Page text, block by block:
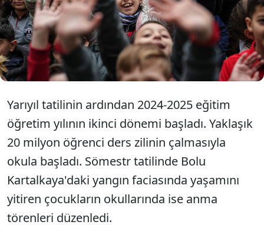
dönemin heyecanı başlarken bundan sonraki
ilk tatil ise 31 Mart'ta yapılacak. Öğrencilerin
yaz tatili bu yıl 20 Haziran'da başlayacak.
Yarıyıl tatilinin ardından 2024-2025 eğitim
öğretim yılının ikinci dönemi başladı. Yaklaşık
20 milyon öğrenci ders zilinin çalmasıyla
okula başladı. Sömestr tatilinde Bolu
Kartalkaya'daki yangın faciasında yaşamını
yitiren çocukların okullarında ise anma
törenleri düzenledi.